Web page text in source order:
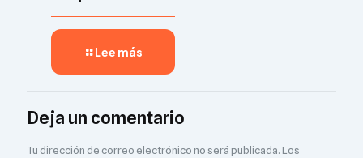
Lee más
Deja un comentario
Tu dirección de correo electrónico no será publicada.Los